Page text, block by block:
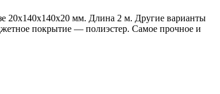
20х140х140х20 мм. Длина 2 м. Другие варианты
покрытие — полиэстер. Самое прочное и